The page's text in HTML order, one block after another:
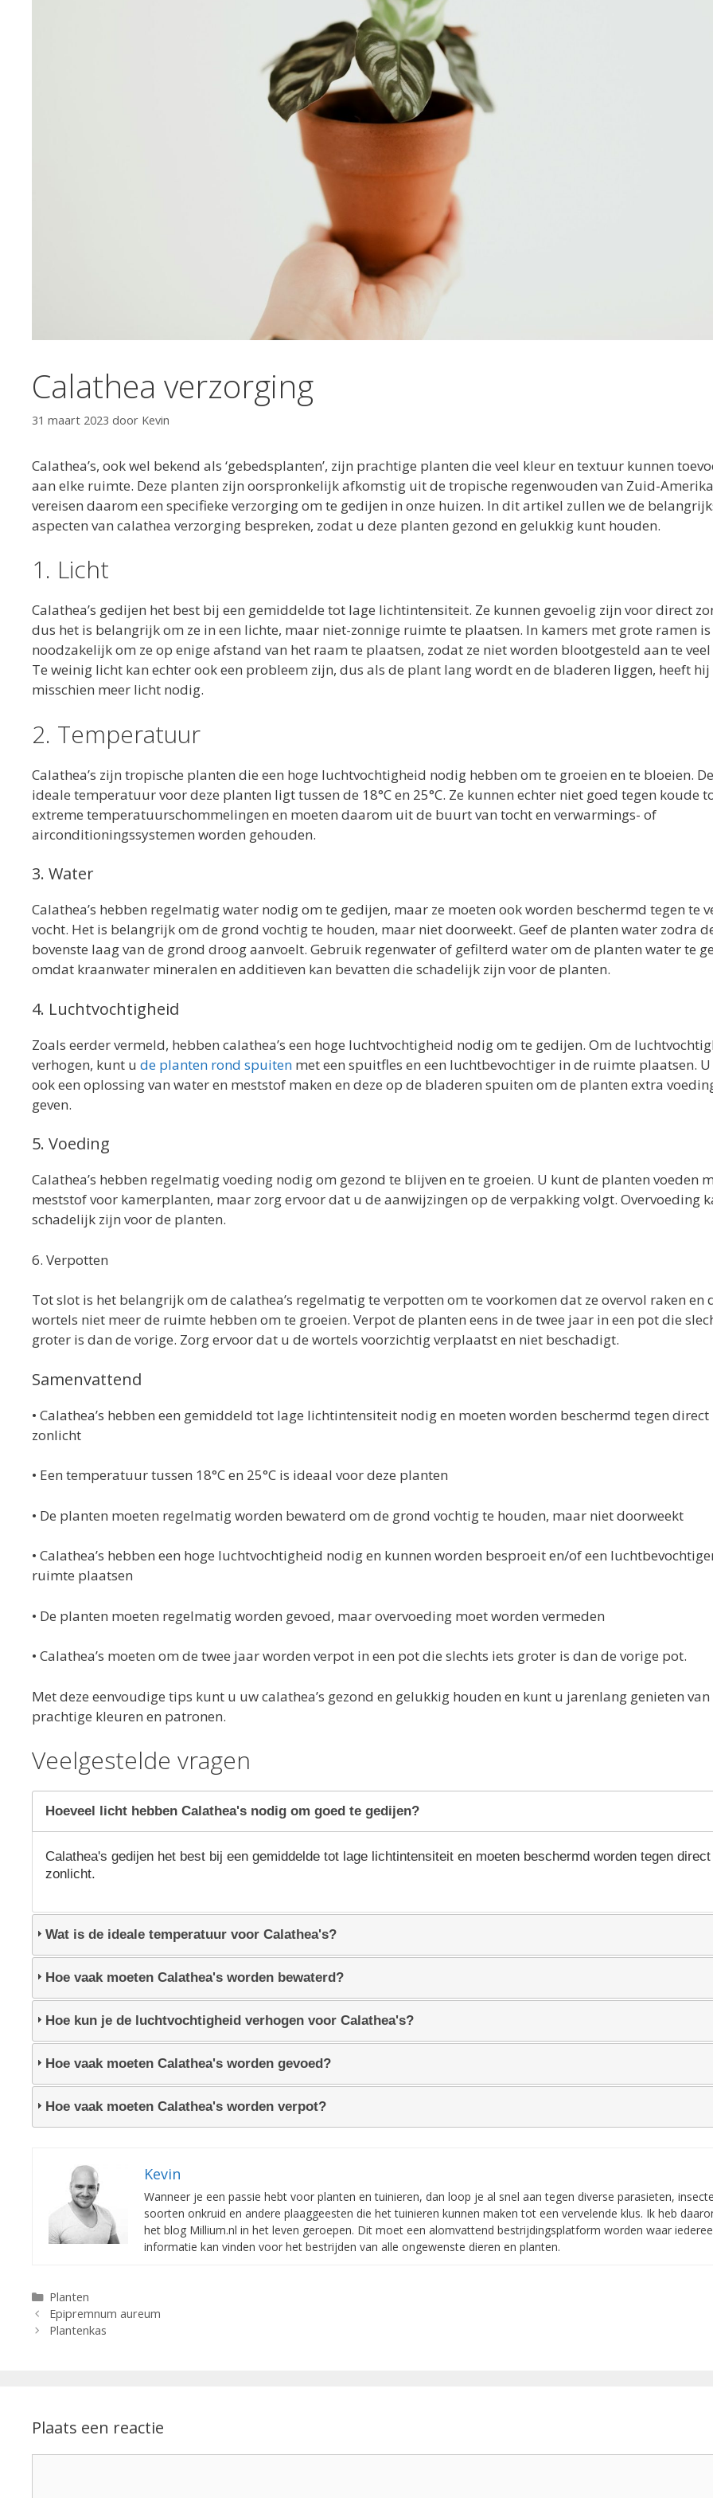
Calathea verzorging
31 maart 2023 door Kevin
Calathea’s, ook wel bekend als ‘gebedsplanten’, zijn prachtige planten die veel kleur en textuur kunnen
aan elke ruimte. Deze planten zijn oorspronkelijk afkomstig uit de tropische regenwouden van Zuid-
vereisen daarom een specifieke verzorging om te gedijen in onze huizen. In dit artikel zullen we de
aspecten van calathea verzorging bespreken, zodat u deze planten gezond en gelukkig kunt houden.
1. Licht
Calathea’s gedijen het best bij een gemiddelde tot lage lichtintensiteit. Ze kunnen gevoelig zijn voor direct
dus het is belangrijk om ze in een lichte, maar niet-zonnige ruimte te plaatsen. In kamers met grote ramen
noodzakelijk om ze op enige afstand van het raam te plaatsen, zodat ze niet worden blootgesteld aan te
Te weinig licht kan echter ook een probleem zijn, dus als de plant lang wordt en de bladeren liggen, heeft hij
misschien meer licht nodig.
2. Temperatuur
Calathea’s zijn tropische planten die een hoge luchtvochtigheid nodig hebben om te groeien en te bloeien. De
ideale temperatuur voor deze planten ligt tussen de 18°C en 25°C. Ze kunnen echter niet goed tegen koude
extreme temperatuurschommelingen en moeten daarom uit de buurt van tocht en verwarmings- of
airconditioningssystemen worden gehouden.
3. Water
Calathea’s hebben regelmatig water nodig om te gedijen, maar ze moeten ook worden beschermd tegen te
vocht. Het is belangrijk om de grond vochtig te houden, maar niet doorweekt. Geef de planten water zodra
bovenste laag van de grond droog aanvoelt. Gebruik regenwater of gefilterd water om de planten water te
omdat kraanwater mineralen en additieven kan bevatten die schadelijk zijn voor de planten.
4. Luchtvochtigheid
Zoals eerder vermeld, hebben calathea’s een hoge luchtvochtigheid nodig om te gedijen. Om de
verhogen, kunt u de planten rond spuiten met een spuitfles en een luchtbevochtiger in de ruimte plaatsen.
ook een oplossing van water en meststof maken en deze op de bladeren spuiten om de planten extra
geven.
5. Voeding
Calathea’s hebben regelmatig voeding nodig om gezond te blijven en te groeien. U kunt de planten voeden
meststof voor kamerplanten, maar zorg ervoor dat u de aanwijzingen op de verpakking volgt. Overvoeding
schadelijk zijn voor de planten.
6. Verpotten
Tot slot is het belangrijk om de calathea’s regelmatig te verpotten om te voorkomen dat ze overvol raken en
wortels niet meer de ruimte hebben om te groeien. Verpot de planten eens in de twee jaar in een pot die
groter is dan de vorige. Zorg ervoor dat u de wortels voorzichtig verplaatst en niet beschadigt.
Samenvattend
• Calathea’s hebben een gemiddeld tot lage lichtintensiteit nodig en moeten worden beschermd tegen direct
zonlicht
• Een temperatuur tussen 18°C en 25°C is ideaal voor deze planten
• De planten moeten regelmatig worden bewaterd om de grond vochtig te houden, maar niet doorweekt
• Calathea’s hebben een hoge luchtvochtigheid nodig en kunnen worden besproeit en/of een
ruimte plaatsen
• De planten moeten regelmatig worden gevoed, maar overvoeding moet worden vermeden
• Calathea’s moeten om de twee jaar worden verpot in een pot die slechts iets groter is dan de vorige pot.
Met deze eenvoudige tips kunt u uw calathea’s gezond en gelukkig houden en kunt u jarenlang genieten
prachtige kleuren en patronen.
Veelgestelde vragen
Hoeveel licht hebben Calathea's nodig om goed te gedijen?
Calathea's gedijen het best bij een gemiddelde tot lage lichtintensiteit en moeten beschermd worden tegen direct
zonlicht.
Wat is de ideale temperatuur voor Calathea's?
Hoe vaak moeten Calathea's worden bewaterd?
Hoe kun je de luchtvochtigheid verhogen voor Calathea's?
Hoe vaak moeten Calathea's worden gevoed?
Hoe vaak moeten Calathea's worden verpot?
Kevin
Wanneer je een passie hebt voor planten en tuinieren, dan loop je al snel aan tegen diverse parasieten,
soorten onkruid en andere plaaggeesten die het tuinieren kunnen maken tot een vervelende klus. Ik heb
het blog Millium.nl in het leven geroepen. Dit moet een alomvattend bestrijdingsplatform worden waar
informatie kan vinden voor het bestrijden van alle ongewenste dieren en planten.
Categorieën
Planten
Epipremnum aureum
Plantenkas
Plaats een reactie